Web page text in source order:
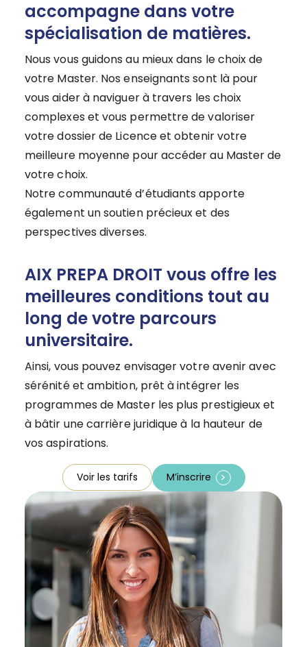
accompagne dans votre
spécialisation de matières.
Nous vous guidons au mieux dans le choix de
votre Master. Nos enseignants sont là pour
vous aider à naviguer à travers les choix
complexes et vous permettre de valoriser
votre dossier de Licence et obtenir votre
meilleure moyenne pour accéder au Master de
votre choix.
Notre communauté d’étudiants apporte
également un soutien précieux et des
perspectives diverses.
AIX PREPA DROIT vous offre les
meilleures conditions tout au
long de votre parcours
universitaire.
Ainsi, vous pouvez envisager votre avenir avec
sérénité et ambition, prêt à intégrer les
programmes de Master les plus prestigieux et
à bâtir une carrière juridique à la hauteur de
vos aspirations.
Voir les tarifs M’inscrire